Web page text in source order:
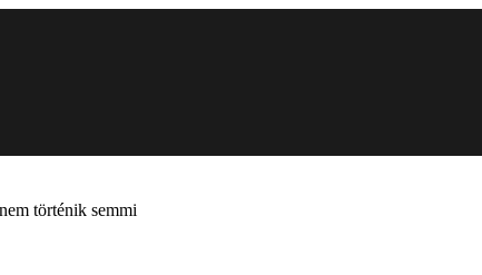
történik semmi